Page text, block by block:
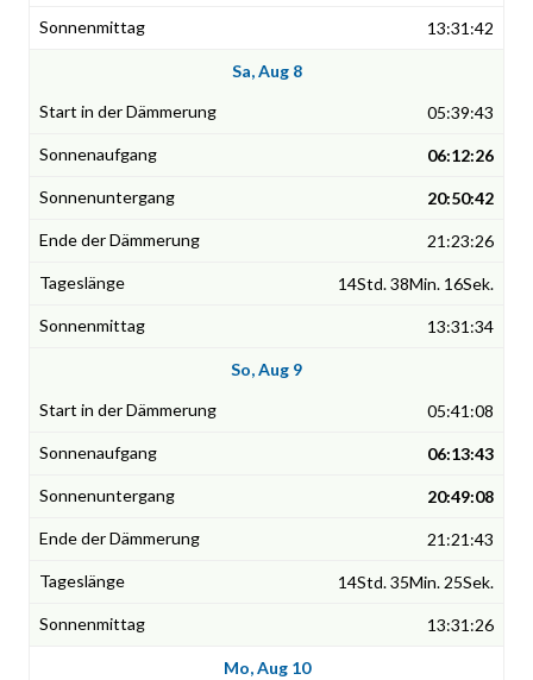
13:31:42
Sa, Aug 8
05:39:43
06:12:26
20:50:42
21:23:26
14Std. 38Min. 16Sek.
13:31:34
So, Aug 9
05:41:08
06:13:43
20:49:08
21:21:43
14Std. 35Min. 25Sek.
13:31:26
Mo, Aug 10